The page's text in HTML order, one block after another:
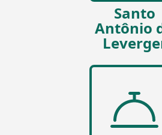
Santo
Antônio